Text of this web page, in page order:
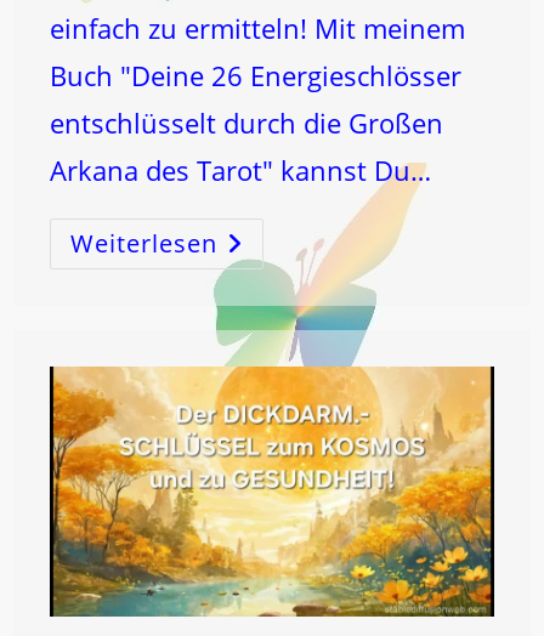
einfach zu ermitteln! Mit meinem
Buch "Deine 26 Energieschlösser
entschlüsselt durch die Großen
Arkana des Tarot" kannst Du…
Weiterlesen LEBEN
IST
ZAHL!